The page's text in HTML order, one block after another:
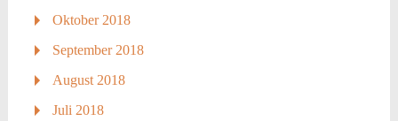
Oktober 2018
September 2018
August 2018
Juli 2018